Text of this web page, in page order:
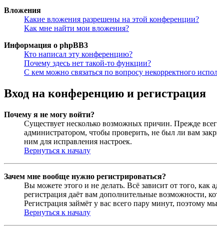
Вложения
Какие вложения разрешены на этой конференции?
Как мне найти мои вложения?
Информация о phpBB3
Кто написал эту конференцию?
Почему здесь нет такой-то функции?
С кем можно связаться по вопросу некорректного
Вход на конференцию и регистрация
Почему я не могу войти?
Существует несколько возможных причин. Прежде
администратором, чтобы проверить, не был ли вам
ним для исправления настроек.
Вернуться к началу
Зачем мне вообще нужно регистрироваться?
Вы можете этого и не делать. Всё зависит от того,
регистрация даёт вам дополнительные возможности,
Регистрация займёт у вас всего пару минут, поэтому
Вернуться к началу